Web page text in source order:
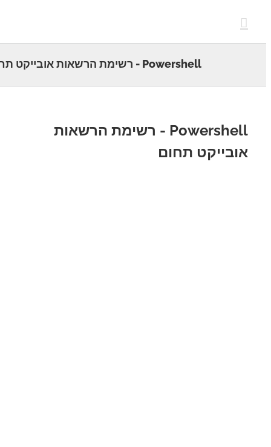
Powershell - רשימת הרשאות אובייקט תחום
Powershell - רשימת הרשאות
תחום